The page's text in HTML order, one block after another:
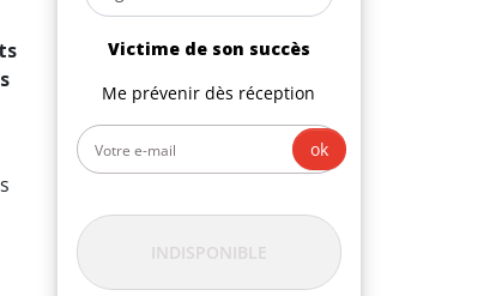
Victime de son succès
Me prévenir dès réception
ok
INDISPONIBLE